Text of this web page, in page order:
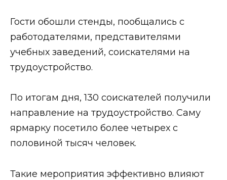
Гости обошли стенды, пообщались с
работодателями, представителями
учебных заведений, соискателями на
трудоустройство.
По итогам дня, 130 соискателей получили
направление на трудоустройство. Саму
ярмарку посетило более четырех с
половиной тысяч человек.
Такие мероприятия эффективно влияют